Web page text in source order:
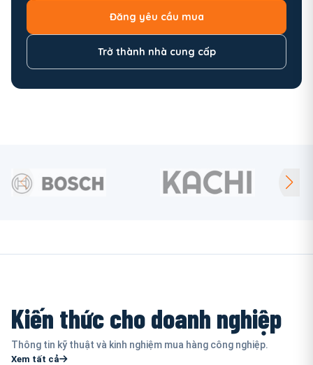
Đăng yêu cầu mua
Trở thành nhà cung cấp
Kiến thức cho doanh nghiệp
Thông tin kỹ thuật và kinh nghiệm mua hàng công nghiệp.
Xem tất cả